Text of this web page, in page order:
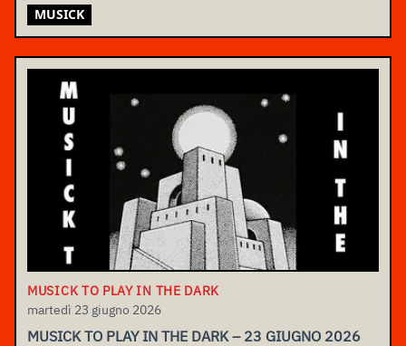
MUSICK
MUSICK TO PLAY IN THE DARK
martedì 23 giugno 2026
MUSICK TO PLAY IN THE DARK – 23 GIUGNO 2026